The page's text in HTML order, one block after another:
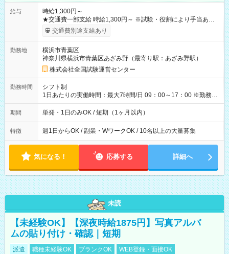
給与
時給1,300円～
★交通費一部支給 時給1,300円～ ※試験・役割により手当あり
※勤務回数により昇給あり 【即給（前払い）オプションあ
り！】 希望される場合、勤務から1週間ほどで給与の一部を受け
例】 ・河合塾模擬試験 8:30～17:30（休憩1時間） 時給1,300円
×8時間＝日収10,400円＋交通費 ※当日の役割により時給＋100
円の場合あり ・国家試験 7:00～13:30（休憩なし） 時給1,300
円（役割手当＋100円）×6時間＝日収8,400円＋交通費 【試用期
間】試用期間なし
交通費別途支給あり
勤務地
横浜市青葉区
神奈川県横浜市青葉区あざみ野（最寄り駅：あざみ野駅）
株式会社全国試験運営センター
勤務時間
シフト制
1日あたりの実働時間：最大7時間/日 09：00～17：00 ※勤務時
間は 試験により異なります。
期間 単発・1日のみOK / 短期（1ヶ月以内）
特徴 週1日からOK / 副業・WワークOK / 10名以上の大量募集
気になる！ 応募する 詳細へ
未読
【未経験OK】【深夜時給1875円】写真アルバ
ムの貼り付け・確認｜短期
派遣 職種未経験OK ブランクOK WEB登録・面接OK